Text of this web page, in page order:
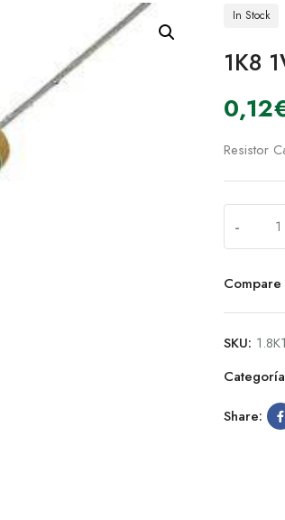
In Stock
1K8
0,12
Resistor
-
Compare
SKU:
Share: